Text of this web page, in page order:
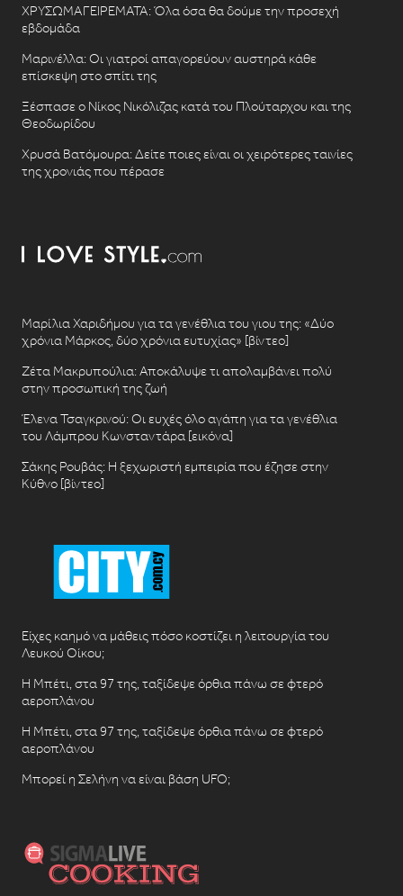
ΧΡΥΣΩΜΑΓΕΙΡΕΜΑΤΑ: Όλα όσα θα δούμε την προσεχή
εβδομάδα
Μαρινέλλα: Οι γιατροί απαγορεύουν αυστηρά κάθε
επίσκεψη στο σπίτι της
Ξέσπασε ο Νίκος Νικόλιζας κατά του Πλούταρχου και της
Θεοδωρίδου
Χρυσά Βατόμουρα: Δείτε ποιες είναι οι χειρότερες ταινίες
της χρονιάς που πέρασε
Μαρίλια Χαριδήμου για τα γενέθλια του γιου της: «Δύο
χρόνια Μάρκος, δύο χρόνια ευτυχίας» [βίντεο]
Ζέτα Μακρυπούλια: Αποκάλυψε τι απολαμβάνει πολύ
στην προσωπική της ζωή
Έλενα Τσαγκρινού: Οι ευχές όλο αγάπη για τα γενέθλια
του Λάμπρου Κωνσταντάρα [εικόνα]
Σάκης Ρουβάς: Η ξεχωριστή εμπειρία που έζησε στην
Κύθνο [βίντεο]
Είχες καημό να μάθεις πόσο κοστίζει η λειτουργία του
Λευκού Οίκου;
Η Μπέτι, στα 97 της, ταξίδεψε όρθια πάνω σε φτερό
αεροπλάνου
Η Μπέτι, στα 97 της, ταξίδεψε όρθια πάνω σε φτερό
αεροπλάνου
Μπορεί η Σελήνη να είναι βάση UFO;